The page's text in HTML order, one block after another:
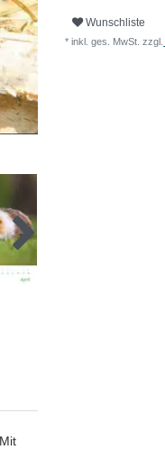
Wunschliste
* inkl. ges. MwSt. zzgl.